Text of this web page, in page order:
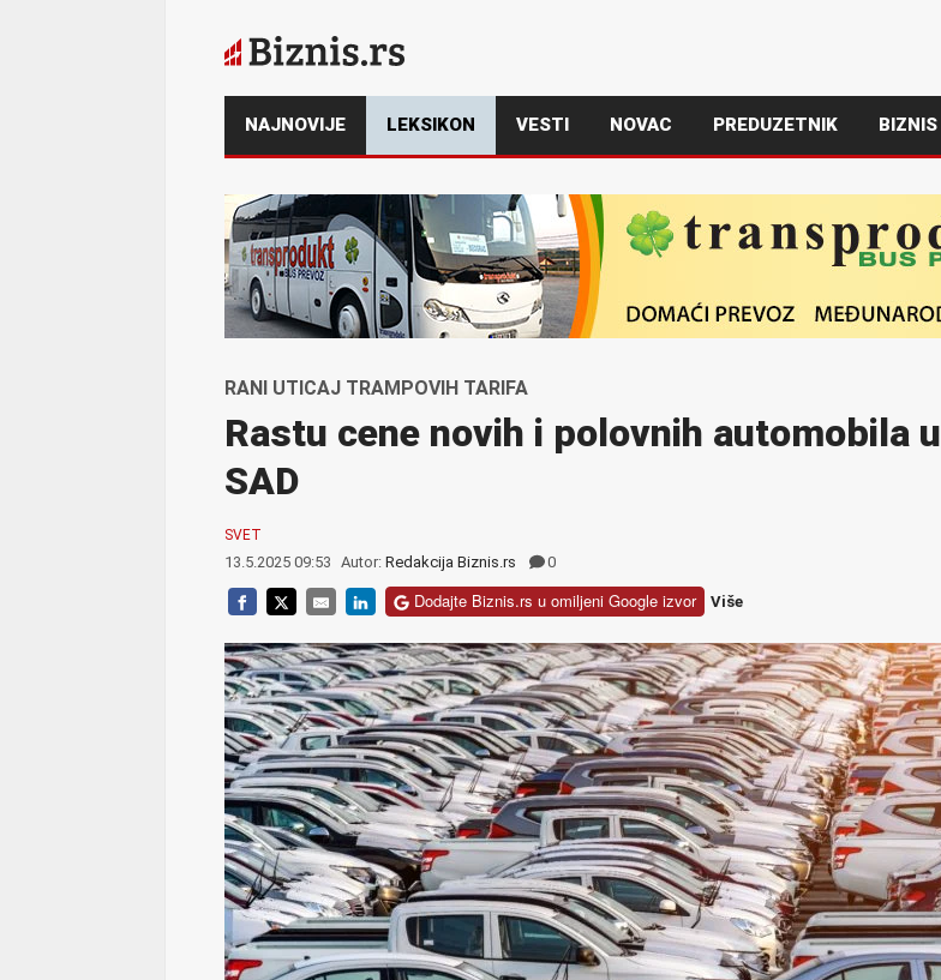
NAJNOVIJE LEKSIKON VESTI NOVAC PREDUZETNIK BIZNIS
RANI UTICAJ TRAMPOVIH TARIFA
Rastu cene novih i polovnih automobila u
SAD
SVET
13.5.2025 09:53 Autor: Redakcija Biznis.rs 0
Dodajte Biznis.rs u omiljeni Google izvor Više